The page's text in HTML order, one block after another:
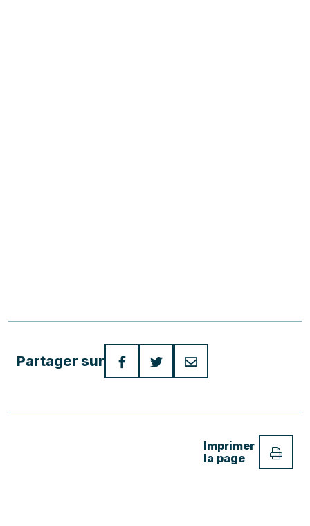
Partager sur
Imprimer
la page